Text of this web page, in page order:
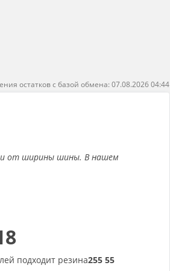
остатков с базой обмена: 07.08.2026 04:44
от ширины шины. В нашем
подходит резина255 55